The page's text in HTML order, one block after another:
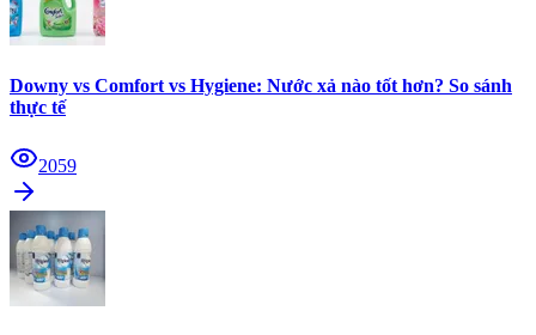
Downy vs Comfort vs Hygiene: Nước xả nào tốt hơn? So sánh
thực tế
2059